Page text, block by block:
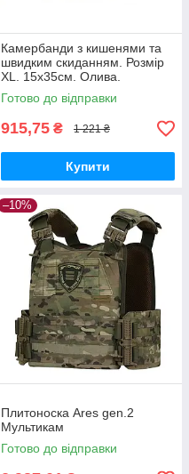
Камербанди з кишенями та
швидким скиданням. Розмір
XL. 15х35см. Олива.
Комплект з 2 шт.
Готово до відправки
915,75 ₴ 1 221 ₴
Купити
–10%
Плитоноска Ares gen.2
Мультикам
Готово до відправки